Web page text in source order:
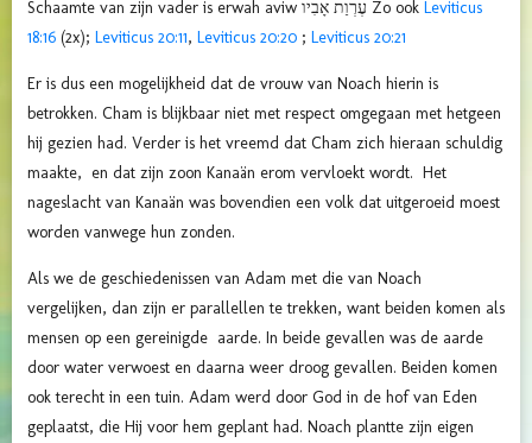
Schaamte van zijn vader is erwah aviw עֶרְוַת אָבִיו Zo ook Leviticus
18:16 (2x); Leviticus 20:11, Leviticus 20:20 ; Leviticus 20:21
Er is dus een mogelijkheid dat de vrouw van Noach hierin is
betrokken. Cham is blijkbaar niet met respect omgegaan met hetgeen
hij gezien had. Verder is het vreemd dat Cham zich hieraan schuldig
maakte, en dat zijn zoon Kanaän erom vervloekt wordt. Het
nageslacht van Kanaän was bovendien een volk dat uitgeroeid moest
worden vanwege hun zonden.
Als we de geschiedenissen van Adam met die van Noach
vergelijken, dan zijn er parallellen te trekken, want beiden komen als
mensen op een gereinigde aarde. In beide gevallen was de aarde
door water verwoest en daarna weer droog gevallen. Beiden komen
ook terecht in een tuin. Adam werd door God in de hof van Eden
geplaatst, die Hij voor hem geplant had. Noach plantte zijn eigen